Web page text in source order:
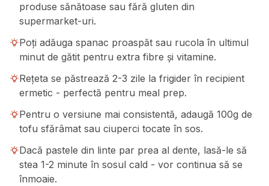
produse sănătoase sau fără gluten din
supermarket-uri.
Poți adăuga spanac proaspăt sau rucola în ultimul
minut de gătit pentru extra fibre și vitamine.
Rețeta se păstrează 2-3 zile la frigider în recipient
ermetic - perfectă pentru meal prep.
Pentru o versiune mai consistentă, adaugă 100g de
tofu sfărâmat sau ciuperci tocate în sos.
Dacă pastele din linte par prea al dente, lasă-le să
stea 1-2 minute în sosul cald - vor continua să se
înmoaie.